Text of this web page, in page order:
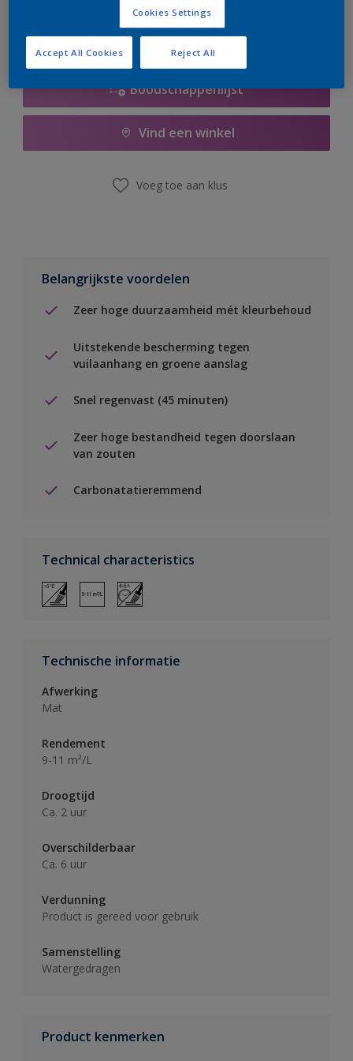
Boodschappenlijst
Vind een winkel
Voeg toe aan klus
Belangrijkste voordelen
Zeer hoge duurzaamheid mét kleurbehoud
Uitstekende bescherming tegen
vuilaanhang en groene aanslag
Snel regenvast (45 minuten)
Zeer hoge bestandheid tegen doorslaan
van zouten
Carbonatatieremmend
Technical characteristics
Technische informatie
Afwerking
Mat
Rendement
9-11 m²/L
Droogtijd
Ca. 2 uur
Overschilderbaar
Ca. 6 uur
Verdunning
Product is gereed voor gebruik
Samenstelling
Watergedragen
Product kenmerken
Cookies Settings
Reject All
Accept All Cookies